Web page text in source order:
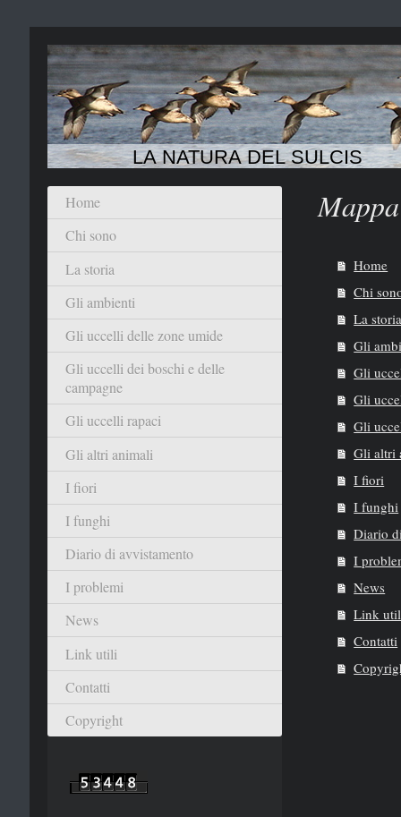
LA NATURA DEL SULCIS
Home
Chi
La
Gli
Gli
Gli
Gli
Gli altri
I fiori
I funghi
Diario
I
News
Link
Contatti
Home
Chi sono
La storia
Gli ambienti
Gli uccelli delle zone umide
Gli uccelli dei boschi e delle
campagne
Gli uccelli rapaci
Gli altri animali
I fiori
I funghi
Diario di avvistamento
I problemi
News
Link utili
Contatti
Copyright